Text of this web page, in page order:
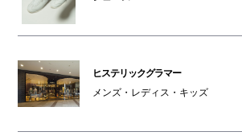
ヒステリックグラマー
メンズ・レディス・キッズ